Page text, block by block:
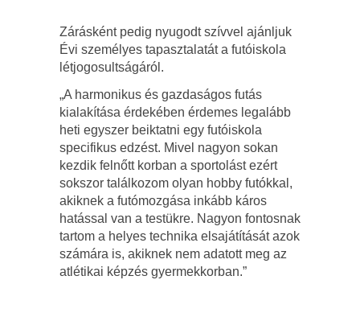
Zárásként pedig nyugodt szívvel ajánljuk
Évi személyes tapasztalatát a futóiskola
létjogosultságáról.
„A harmonikus és gazdaságos futás
kialakítása érdekében érdemes legalább
heti egyszer beiktatni egy futóiskola
specifikus edzést. Mivel nagyon sokan
kezdik felnőtt korban a sportolást ezért
sokszor találkozom olyan hobby futókkal,
akiknek a futómozgása inkább káros
hatással van a testükre. Nagyon fontosnak
tartom a helyes technika elsajátítását azok
számára is, akiknek nem adatott meg az
atlétikai képzés gyermekkorban.”